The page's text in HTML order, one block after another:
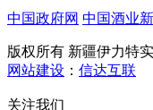
中国政府网 中国酒业
版权所有 新疆伊力特
网站建设 ： 信达互联
关注我们